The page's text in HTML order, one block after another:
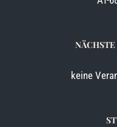
keine